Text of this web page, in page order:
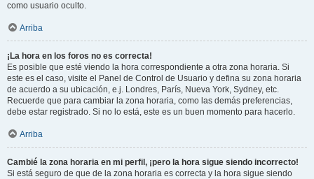
como usuario oculto.
Arriba
¡La hora en los foros no es correcta!
Es posible que esté viendo la hora correspondiente a otra zona horaria. Si
este es el caso, visite el Panel de Control de Usuario y defina su zona horaria
de acuerdo a su ubicación, e.j. Londres, París, Nueva York, Sydney, etc.
Recuerde que para cambiar la zona horaria, como las demás preferencias,
debe estar registrado. Si no lo está, este es un buen momento para hacerlo.
Arriba
Cambié la zona horaria en mi perfil, ¡pero la hora sigue siendo incorrecto!
Si está seguro de que de la zona horaria es correcta y la hora sigue siendo